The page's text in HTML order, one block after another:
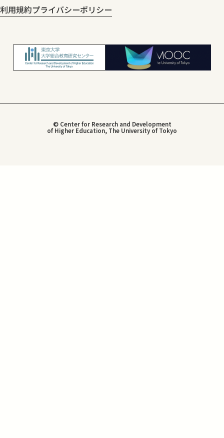
利用規約プライバシーポリシー
© Center for Research and Development
of Higher Education, The University of Tokyo